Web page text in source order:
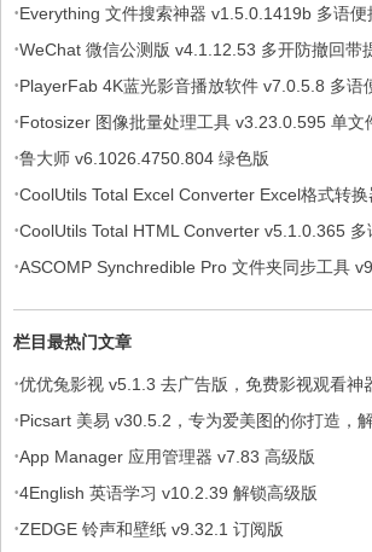
·Everything 文件搜索神器 v1.5.0.1419b 多语便
·WeChat 微信公测版 v4.1.12.53 多开防撤回带
·PlayerFab 4K蓝光影音播放软件 v7.0.5.8 多语
·Fotosizer 图像批量处理工具 v3.23.0.595 单文
·鲁大师 v6.1026.4750.804 绿色版
·CoolUtils Total Excel Converter Excel格式转
携版
·CoolUtils Total HTML Converter v5.1.0.365 多
·ASCOMP Synchredible Pro 文件夹同步工具
栏目最热门文章
·优优兔影视 v5.1.3 去广告版，免费影视观看神
·Picsart 美易 v30.5.2，专为爱美图的你打造，
·App Manager 应用管理器 v7.83 高级版
·4English 英语学习 v10.2.39 解锁高级版
·ZEDGE 铃声和壁纸 v9.32.1 订阅版